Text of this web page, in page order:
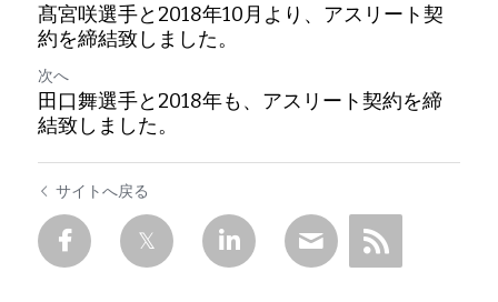
髙宮咲選手と2018年10月より、アスリート契
約を締結致しました。
次へ
田口舞選手と2018年も、アスリート契約を締
結致しました。
サイトへ戻る